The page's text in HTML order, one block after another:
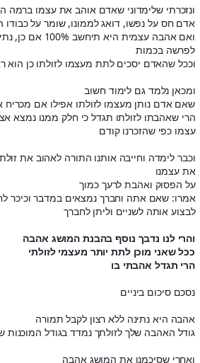
ונזכרתי שלימדוני שאדם אוהב את עצמו ברמה
אדם חס על נפשו, דואג לממונו, שומר על
ואם אהבה עצמית
לפרשה בכמות
וככל שהאדם יסכים לתת מעצמו לזולתו כן הוא
ומכאן נלמד גם לימוד חשוב
שאם אדם נותן מעצמו לזולתו אפילו אם
הרי שאהבתו לזולתו תגדל כי חלק ממנו נמצא
עצמו כפי שהזכרנו קודם
וכבר לימדה וחייבה אותנו התורה לאהוב את
את עצמנו
על הפסוק ואהבת לרעך כמוך
אמרו: שאם אתה וחברך נמצאים במדבר וכיכר
לבצוע אותה לשניים וליתן לחברך
והרי לנו נדבך נוסף בהבנת המושג אהבה
ככל שאני מוכן לתת יותר מעצמי לזולתי
הרי תגדל אהבתי בו
נסכם סיכום ביניים
אהבה היא נתינה ללא רצון לקבל תמורה
גודל האהבה שלך לזולתך נמדד בגודל
ואחרי שסיכמנו את המושג אהבה